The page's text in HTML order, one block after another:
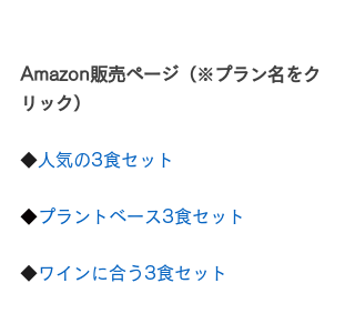
Amazon販売ページ（※プラン名をク
リック）
◆ 人気の3食セット
◆プラントベース3食セット
◆ワインに合う3食セット